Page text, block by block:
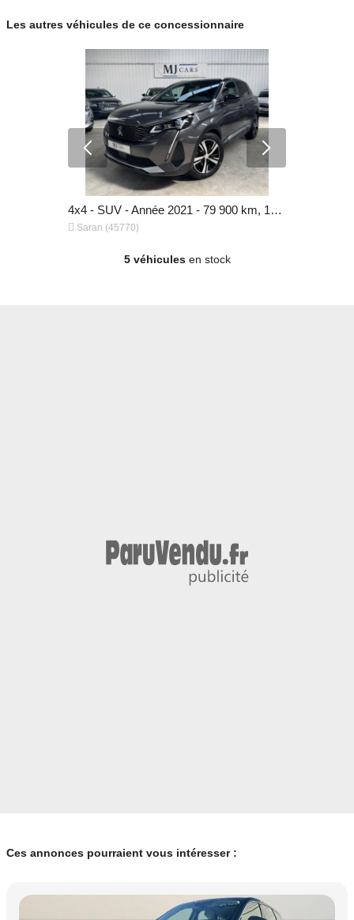
Les autres véhicules de ce concessionnaire
4x4 - SUV - Année 2021 - 79 900 km, 18 490 €
 Saran (45770)
5 véhiculesen stock
Ces annonces pourraient vous intéresser :